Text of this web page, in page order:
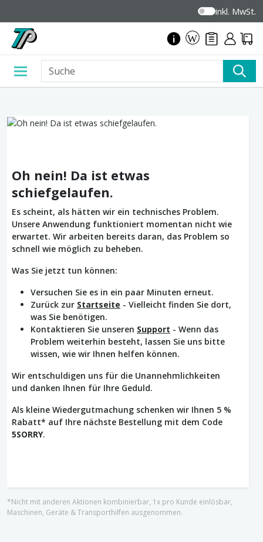
inkl. MwSt.
Oh nein! Da ist etwas
schiefgelaufen.
Es scheint, als hätten wir ein technisches Problem.
Unsere Anwendung funktioniert momentan nicht wie
erwartet. Wir arbeiten bereits daran, das Problem so
schnell wie möglich zu beheben.
Was Sie jetzt tun können:
Versuchen Sie es in ein paar Minuten erneut.
Zurück zur Startseite - Vielleicht finden Sie dort,
was Sie benötigen.
Kontaktieren Sie unseren Support - Wenn das
Problem weiterhin besteht, lassen Sie uns bitte
wissen, wie wir Ihnen helfen können.
Wir entschuldigen uns für die Unannehmlichkeiten
und danken Ihnen für Ihre Geduld.
Als kleine Wiedergutmachung schenken wir Ihnen 5 %
Rabatt* auf Ihre nächste Bestellung mit dem Code
5SORRY.
*Nicht mit anderen Aktionen kombinierbar, 1x pro Kunde einlösbar,
Maschinen, Geräte & Transporthilfen ausgenommen.